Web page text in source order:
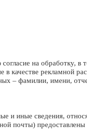
на обработку,
в качестве рекламной
– фамилии, имени,
и иные сведения,
почты)